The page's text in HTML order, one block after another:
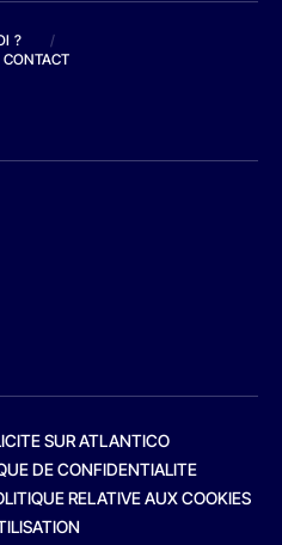
?
/
CONTACT
SUR ATLANTICO
DE CONFIDENTIALITE
RELATIVE AUX COOKIES